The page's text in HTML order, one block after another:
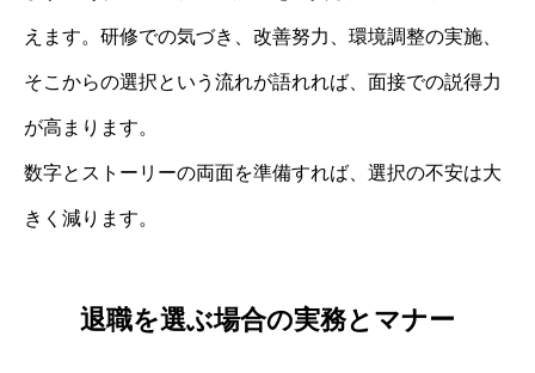
えます。研修での気づき、改善努力、環境調整の実施、
そこからの選択という流れが語れれば、面接での説得力
が高まります。
数字とストーリーの両面を準備すれば、選択の不安は大
きく減ります。
退職を選ぶ場合の実務とマナー